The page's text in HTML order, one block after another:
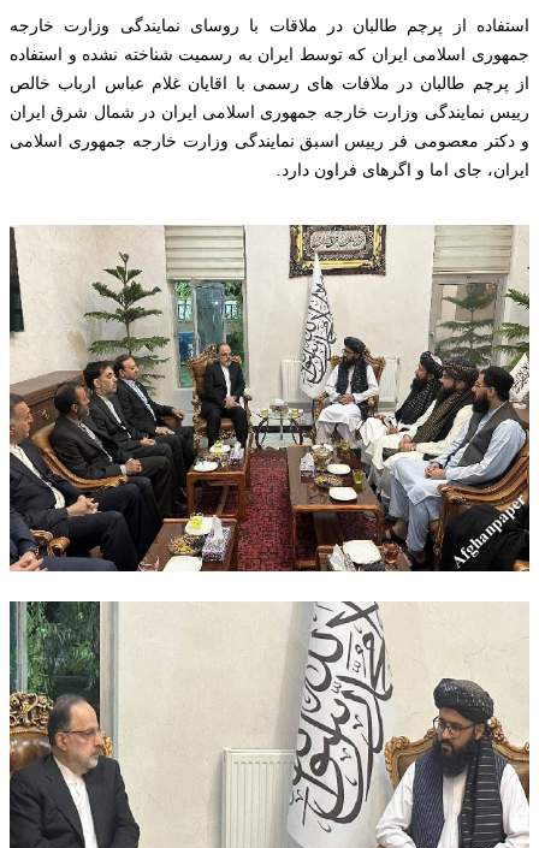
استفاده از پرچم طالبان در ملاقات با روسای نمایندگی وزارت خارجه
جمهوری اسلامی ایران که توسط ایران به رسمیت شناخته نشده‌ و استفاده
از پرچم طالبان در ملافات های رسمی با اقایان غلام عباس ارباب خالص
رییس نمایندگی وزارت خارجه جمهوری اسلامی ایران در شمال شرق ایران
و دکتر معصومی فر رییس اسبق نمایندگی وزارت خارجه جمهوری اسلامی
ایران، جای اما و اگرهای فراون دارد.